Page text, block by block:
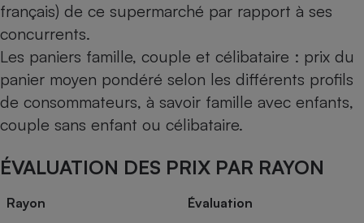
français) de ce supermarché par rapport à ses
concurrents.
Les paniers famille, couple et célibataire : prix du
panier moyen pondéré selon les différents profils
de consommateurs, à savoir famille avec enfants,
couple sans enfant ou célibataire.
ÉVALUATION DES PRIX PAR RAYON
Rayon Évaluation